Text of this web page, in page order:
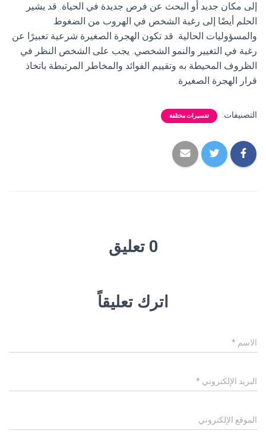
إلى مكان جديد أو البحث عن فرص جديدة في الحياة. قد يشير
الحلم أيضًا إلى رغبة الشخص في الهروب من الضغوط
والمسؤوليات الحالية. قد تكون الهجرة الصغيرة شرعية تعبيرًا عن
رغبة في التغيير والنمو الشخصي. يجب على الشخص النظر في
الظروف المحيطة به وتقييم الفوائد والمخاطر المرتبطة باتخاذ
قرار الهجرة الصغيرة.
التصنيفات: تفسيرات مختلفة
0 تعليق
اترك تعليقاً
الاسم *
البريد الإلكتروني *
الموقع الإلكتروني